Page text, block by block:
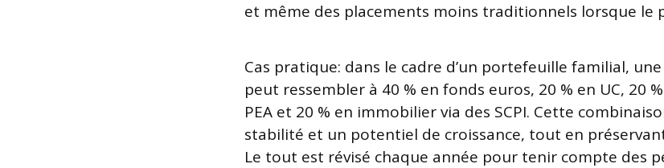
et même des placements moins traditionnels lorsque le
Cas pratique: dans le cadre d’un portefeuille familial,
peut ressembler à 40 % en fonds euros, 20 % en UC, 20
PEA et 20 % en immobilier via des SCPI. Cette
stabilité et un potentiel de croissance, tout en
Le tout est révisé chaque année pour tenir compte des